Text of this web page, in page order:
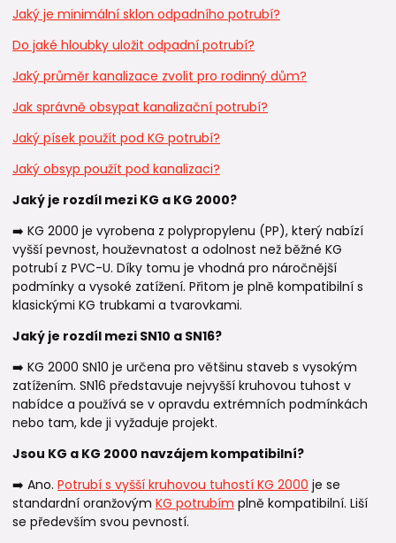
Jaký je minimální sklon odpadního potrubí?
Do jaké hloubky uložit odpadní potrubí?
Jaký průměr kanalizace zvolit pro rodinný dům?
Jak správně obsypat kanalizační potrubí?
Jaký písek použít pod KG potrubí?
Jaký obsyp použít pod kanalizaci?
Jaký je rozdíl mezi KG a KG 2000?
➡️ KG 2000 je vyrobena z polypropylenu (PP), který nabízí
vyšší pevnost, houževnatost a odolnost než běžné KG
potrubí z PVC-U. Díky tomu je vhodná pro náročnější
podmínky a vysoké zatížení. Přitom je plně kompatibilní s
klasickými KG trubkami a tvarovkami.
Jaký je rozdíl mezi SN10 a SN16?
➡️ KG 2000 SN10 je určena pro většinu staveb s vysokým
zatížením. SN16 představuje nejvyšší kruhovou tuhost v
nabídce a používá se v opravdu extrémních podmínkách
nebo tam, kde ji vyžaduje projekt.
Jsou KG a KG 2000 navzájem kompatibilní?
➡️ Ano. Potrubí s vyšší kruhovou tuhostí KG 2000 je se
standardní oranžovým KG potrubím plně kompatibilní. Liší
se především svou pevností.